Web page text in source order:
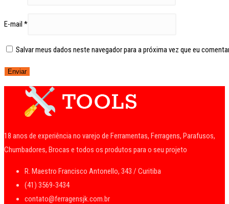
E-mail *
Salvar meus dados neste navegador para a próxima vez que eu
18 anos de experiência no varejo de Ferramentas, Ferragens, Parafusos,
Chumbadores, Brocas e todos os produtos para o seu projeto
R. Maestro Francisco Antonello, 343 / Curitiba
(41) 3569-3434
contato@ferragensjk.com.br